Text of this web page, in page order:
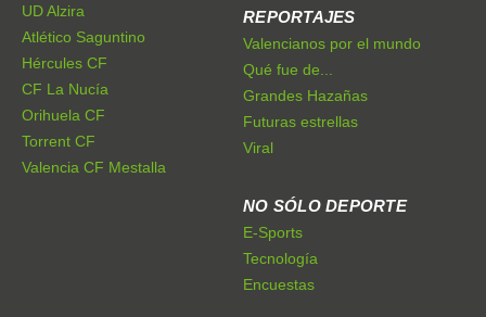
UD Alzira
Atlético Saguntino
Hércules CF
CF La Nucía
Orihuela CF
Torrent CF
Valencia CF Mestalla
REPORTAJES
Valencianos por el mundo
Qué fue de...
Grandes Hazañas
Futuras estrellas
Viral
NO SÓLO DEPORTE
E-Sports
Tecnología
Encuestas